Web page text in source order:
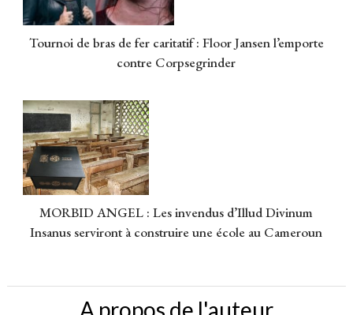
Tournoi de bras de fer caritatif : Floor Jansen l’emporte
contre Corpsegrinder
MORBID ANGEL : Les invendus d’Illud Divinum
Insanus serviront à construire une école au Cameroun